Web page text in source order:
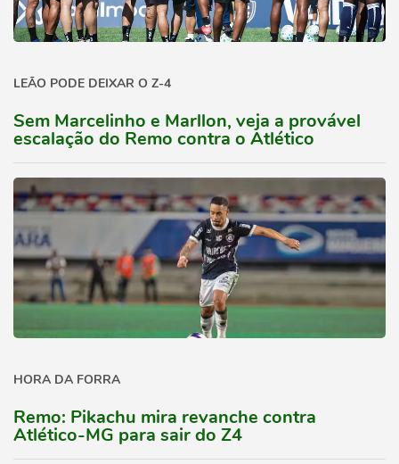
LEÃO PODE DEIXAR O Z-4
Sem Marcelinho e Marllon, veja a provável
escalação do Remo contra o Atlético
HORA DA FORRA
Remo: Pikachu mira revanche contra
Atlético-MG para sair do Z4